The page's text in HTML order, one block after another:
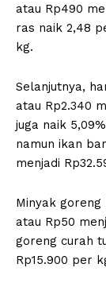
atau Rp490
ras naik 2,48
kg.
Selanjutnya,
atau Rp2.340
juga naik
namun ikan
menjadi
Minyak goreng
atau Rp50
goreng curah
Rp15.900 per